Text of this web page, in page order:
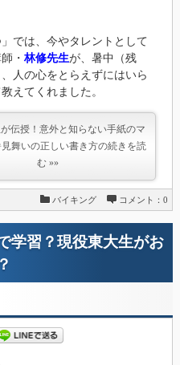
では、今やタレントとして
・ 林修先生が、暑中（残
人の心をとらえずにはいら
えてくれました。
伝授！意外と知らない手紙のマ
舞いの正しい書き方の続きを読
む »»
バイキング コメント：0
習？現役東大生がお